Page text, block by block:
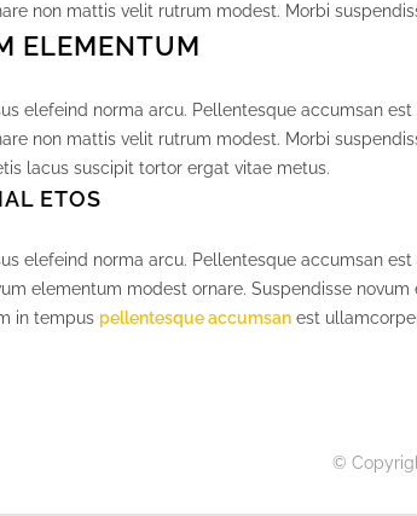
non mattis velit rutrum modest. Morbi
ELEMENTUM
elefeind norma arcu. Pellentesque accumsan
non mattis velit rutrum modest. Morbi
lacus suscipit tortor ergat vitae metus.
ETOS
elefeind norma arcu. Pellentesque accumsan
elementum modest ornare. Suspendisse
in tempus pellentesque accumsan est
©